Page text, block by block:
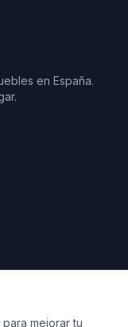
en España.
mejorar tu